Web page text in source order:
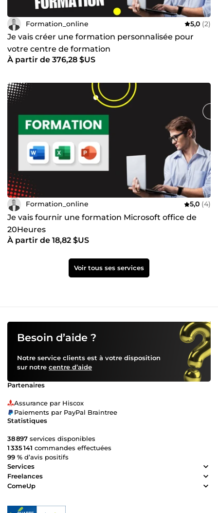
Formation_online 5,0 (2)
Je vais créer une formation personnalisée pour
votre centre de formation
À partir de 376,28 $US
Formation_online 5,0 (4)
Je vais fournir une formation Microsoft office de
20Heures
À partir de 18,82 $US
Voir tous ses services
Besoin d’aide ?
Notre service clients est à votre disposition
sur notre centre d’aide
Partenaires
Assurance par Hiscox
Paiements par PayPal Braintree
Statistiques
38 897 services disponibles
1 335 141 commandes effectuées
99 % d’avis positifs
Services
Freelances
ComeUp